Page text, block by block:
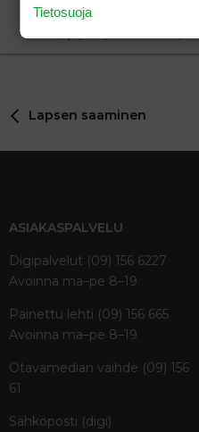
3
Lapsen saaminen
ASIAKASPALVELU
Digipalvelut (09) 156 6227
Avoinna ma–pe 8–19
Painettu lehti (09) 156 665
Avoinna ma–pe 8–19
Otavamedian vaihde (09) 156
61
Sähköposti (digi)
Tietosuoja